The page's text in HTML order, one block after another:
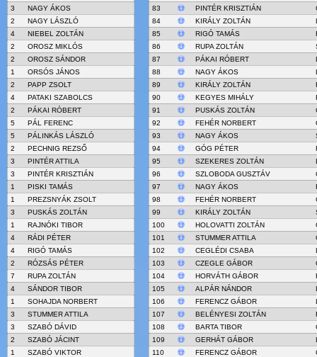
3
NAGY ÁKOS
2
NAGY LÁSZLÓ
4
NIEBEL ZOLTÁN
2
OROSZ MIKLÓS
2
OROSZ SÁNDOR
1
ORSÓS JÁNOS
2
PAPP ZSOLT
4
PATAKI SZABOLCS
2
PÁKAI RÓBERT
5
PÁL FERENC
5
PÁLINKÁS LÁSZLÓ
2
PECHNIG REZSŐ
3
PINTÉR ATTILA
3
PINTÉR KRISZTIÁN
1
PISKI TAMÁS
1
PREZSNYÁK ZSOLT
3
PUSKÁS ZOLTÁN
1
RAJNÓKI TIBOR
4
RÁDI PÉTER
4
RIGÓ TAMÁS
2
RÓZSÁS PÉTER
7
RUPA ZOLTÁN
4
SÁNDOR TIBOR
1
SOHAJDA NORBERT
3
STUMMER ATTILA
3
SZABÓ DÁVID
2
SZABÓ JÁCINT
1
SZABÓ VIKTOR
83
PINTÉR KRISZTIÁN
84
KIRÁLY ZOLTÁN
85
RIGÓ TAMÁS
86
RUPA ZOLTÁN
87
PÁKAI RÓBERT
88
NAGY ÁKOS
89
KIRÁLY ZOLTÁN
90
KEGYES MIHÁLY
91
PUSKÁS ZOLTÁN
92
FEHÉR NORBERT
93
NAGY ÁKOS
94
GÓG PÉTER
95
SZEKERES ZOLTÁN
96
SZLOBODA GUSZTÁV
97
NAGY ÁKOS
98
FEHÉR NORBERT
99
KIRÁLY ZOLTÁN
100
HOLOVATTI ZOLTÁN
101
STUMMER ATTILA
102
CEGLÉDI CSABA
103
CZEGLE GÁBOR
104
HORVÁTH GÁBOR
105
ALPÁR NÁNDOR
106
FERENCZ GÁBOR
107
BELÉNYESI ZOLTÁN
108
BARTA TIBOR
109
GERHÁT GÁBOR
110
FERENCZ GÁBOR